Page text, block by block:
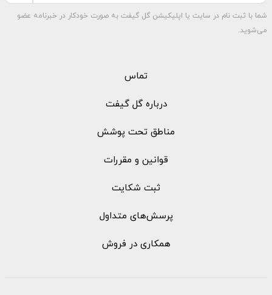
شما با ثبت نام در سایت یا اپلیکیشن گل گیفت به صورت خودکار در خبرنامه عضو
می‌شوید.
تماس
درباره گل گیفت
مناطق تحت پوشش
قوانین و مقررات
ثبت شکایت
پرسش‌های متداول
همکاری در فروش